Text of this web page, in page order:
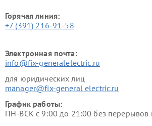
Горячая линия:
+7 (391) 216-91-58
Электронная почта:
info@fix-generalelectric.ru
для юридических лиц
manager@fix-general electric.ru
График работы:
ПН-ВСК с 9:00 до 21:00 без